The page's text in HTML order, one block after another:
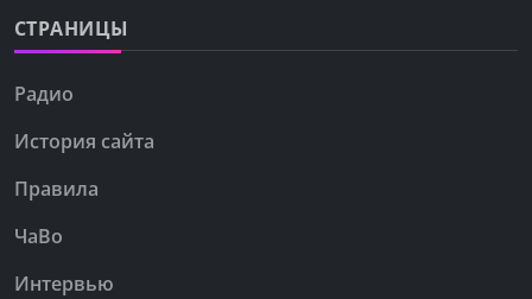
СТРАНИЦЫ
Радио
История сайта
Правила
ЧаВо
Интервью